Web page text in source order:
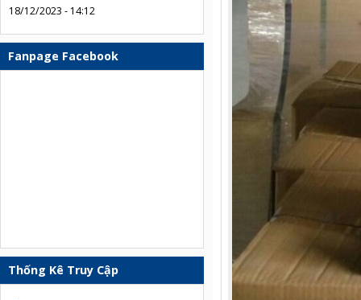
18/12/2023 - 14:12
Fanpage Facebook
Thống Kê Truy Cập